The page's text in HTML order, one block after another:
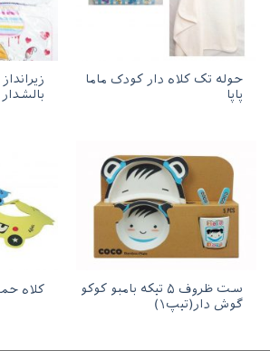
حوله تک کلاه دار کودک ماما
پاپا
بالشدار
ست ظروف ۵ تیکه بامبو کوکو
گوش دار(تیپ۱)
کلاه